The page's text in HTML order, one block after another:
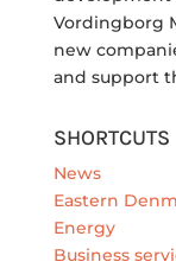
Vordingborg
new
and support
SHORTCUTS
News
Eastern
Energy
Business